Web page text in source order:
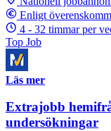
Enligt
4 - 32 timmar per
Top Job
Läs mer
Extrajobb
undersökningar